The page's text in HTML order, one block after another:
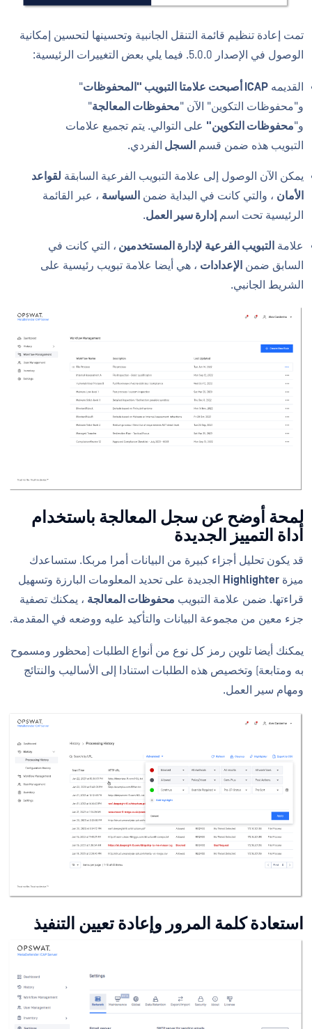
تمت إعادة تنظيم قائمة التنقل الجانبية وتحسينها لتحسين إمكانية
الوصول في الإصدار 5.0.0. فيما يلي بعض التغييرات الرئيسية:
القديمه ICAP أصبحت علامتا التبويب "المحفوظات
"
و"محفوظات التكوين" الآن "محفوظات المعالجة"
و"محفوظات التكوين" على التوالي. يتم تجميع علامات
التبويب هذه ضمن قسم السجل الفردي.
يمكن الآن الوصول إلى علامة التبويب الفرعية السابقة لقواعد
الأمان ، والتي كانت في البداية ضمن السياسة ، عبر القائمة
الرئيسية تحت اسم إدارة سير العمل.
علامة التبويب الفرعية لإدارة المستخدمين ، التي كانت في
السابق ضمن الإعدادات ، هي أيضا علامة تبويب رئيسية على
الشريط الجانبي.
لمحة أوضح عن سجل المعالجة باستخدام
أداة التمييز الجديدة
قد يكون تحليل أجزاء كبيرة من البيانات أمرا مربكا. ستساعدك
ميزة Highlighter
الجديدة على تحديد المعلومات البارزة وتسهيل
قراءتها. ضمن علامة التبويب محفوظات المعالجة ، يمكنك تصفية
جزء معين من مجموعة البيانات والتأكيد عليه ووضعه في المقدمة.
يمكنك أيضا تلوين رمز كل نوع من أنواع الطلبات (محظور ومسموح
به ومتابعة) وتخصيص هذه الطلبات استنادا إلى الأساليب والنتائج
ومهام سير العمل.
استعادة كلمة المرور وإعادة تعيين التنفيذ